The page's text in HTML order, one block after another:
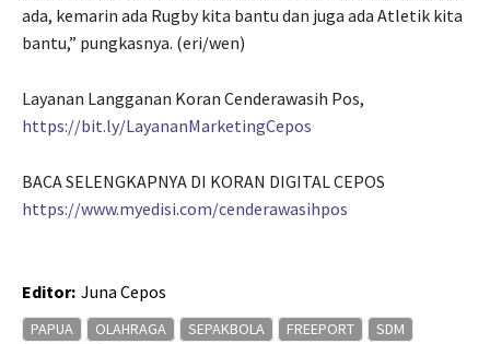
ada, kemarin ada Rugby kita bantu dan juga ada Atletik kita
bantu,” pungkasnya. (eri/wen)
Layanan Langganan Koran Cenderawasih Pos,
https://bit.ly/LayananMarketingCepos
BACA SELENGKAPNYA DI KORAN DIGITAL CEPOS
https://www.myedisi.com/cenderawasihpos
Editor: Juna Cepos
PAPUA OLAHRAGA SEPAKBOLA FREEPORT
SDM